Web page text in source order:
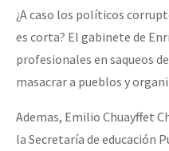
¿A caso los políticos
es corta? El gabinete de
profesionales en saqueos
masacrar a pueblos y
Ademas, Emilio Chuayffet
la Secretaría de educación